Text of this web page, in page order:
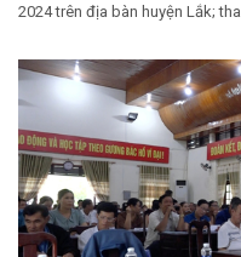
2024 trên địa bàn huyện Lắk;